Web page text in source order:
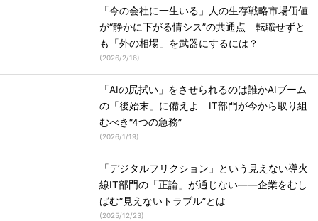
「今の会社に一生いる」人の生存戦略市場価値
が“静かに下がる情シス”の共通点 転職せずと
も「外の相場」を武器にするには？
(2026/2/16)
「AIの尻拭い」をさせられるのは誰かAIブーム
の「後始末」に備えよ IT部門が今から取り組
むべき“4つの急務”
(2026/1/19)
「デジタルフリクション」という見えない導火
線IT部門の「正論」が通じない――企業をむし
ばむ“見えないトラブル”とは
(2025/12/23)